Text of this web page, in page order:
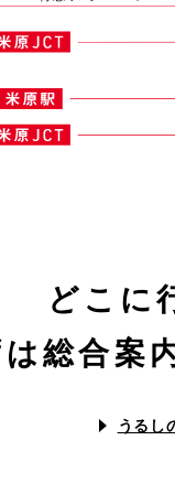
どこに
総合案
うるし